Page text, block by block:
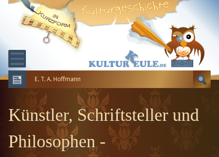
KULTURGESCHICHTE
ERDGESCHICHTE
EVOLUTION
E. T. A. Hoffmann
Künstler, Schriftsteller und
Philosophen -